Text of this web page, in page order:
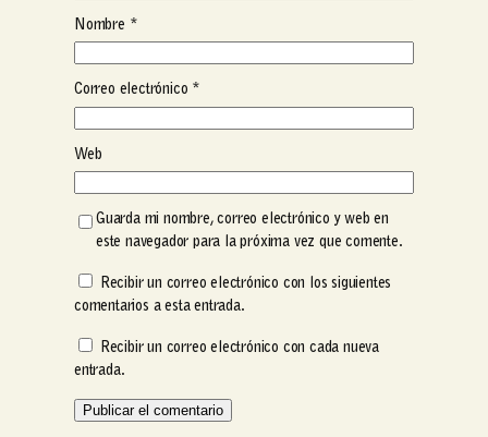
Nombre *
Correo electrónico *
Web
Guarda mi nombre, correo electrónico y web en
este navegador para la próxima vez que comente.
Recibir un correo electrónico con los siguientes
comentarios a esta entrada.
Recibir un correo electrónico con cada nueva
entrada.